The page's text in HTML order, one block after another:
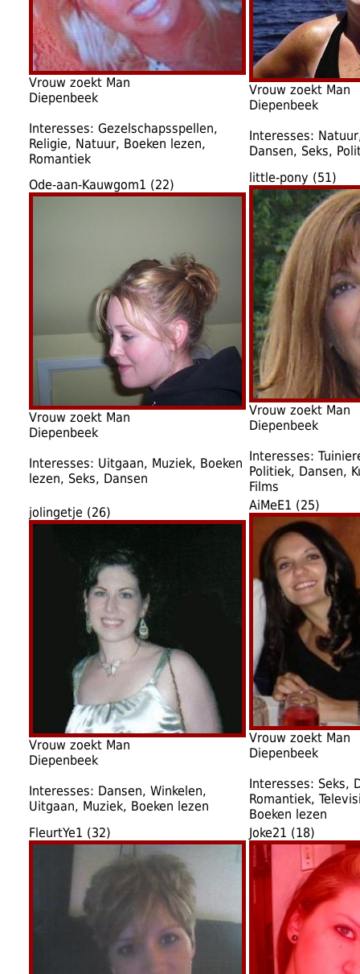
Vrouw zoekt Man
Diepenbeek
Interesses: Gezelschapsspellen,
Religie, Natuur, Boeken lezen,
Romantiek
Vrouw zoekt Man
Diepenbeek
Interesses:
Dansen, Seks,
Ode-aan-Kauwgom1 (22)
Vrouw zoekt Man
Diepenbeek
Interesses: Uitgaan, Muziek, Boeken
lezen, Seks, Dansen
little-pony (51)
Vrouw zoekt Man
Diepenbeek
Interesses:
Politiek, Dansen,
Films
jolingetje (26)
Vrouw zoekt Man
Diepenbeek
Interesses: Dansen, Winkelen,
Uitgaan, Muziek, Boeken lezen
AiMeE1 (25)
Vrouw zoekt Man
Diepenbeek
Interesses: Seks,
Romantiek,
Boeken lezen
FleurtYe1 (32)
Joke21 (18)